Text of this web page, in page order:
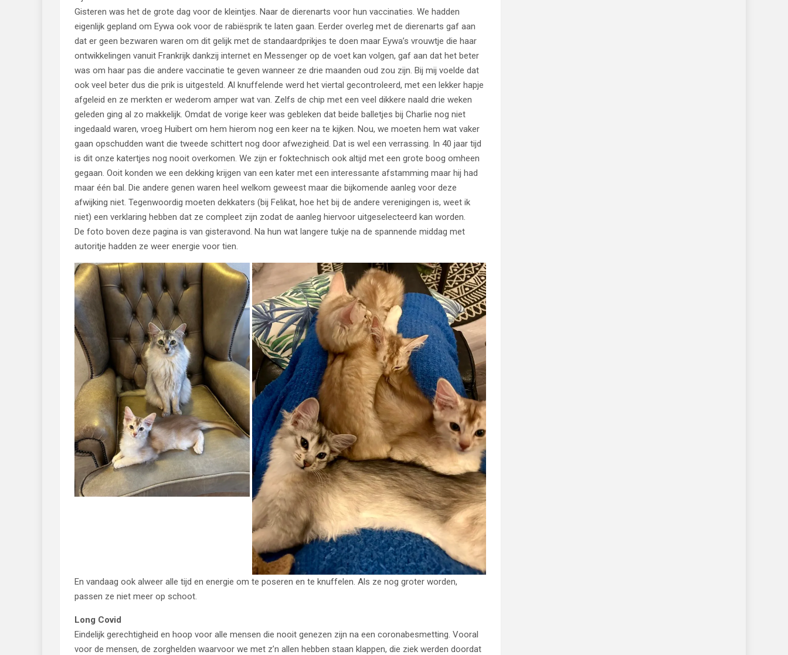
Gisteren was het de grote dag voor de kleintjes. Naar de dierenarts voor hun vaccinaties. We hadden
eigenlijk gepland om Eywa ook voor de rabiësprik te laten gaan. Eerder overleg met de dierenarts gaf aan
dat er geen bezwaren waren om dit gelijk met de standaardprikjes te doen maar Eywa’s vrouwtje die haar
ontwikkelingen vanuit Frankrijk dankzij internet en Messenger op de voet kan volgen, gaf aan dat het beter
was om haar pas die andere vaccinatie te geven wanneer ze drie maanden oud zou zijn. Bij mij voelde dat
ook veel beter dus die prik is uitgesteld. Al knuffelende werd het viertal gecontroleerd, met een lekker hapje
afgeleid en ze merkten er wederom amper wat van. Zelfs de chip met een veel dikkere naald drie weken
geleden ging al zo makkelijk. Omdat de vorige keer was gebleken dat beide balletjes bij Charlie nog niet
ingedaald waren, vroeg Huibert om hem hierom nog een keer na te kijken. Nou, we moeten hem wat vaker
gaan opschudden want die tweede schittert nog door afwezigheid. Dat is wel een verrassing. In 40 jaar tijd
is dit onze katertjes nog nooit overkomen. We zijn er foktechnisch ook altijd met een grote boog omheen
gegaan. Ooit konden we een dekking krijgen van een kater met een interessante afstamming maar hij had
maar één bal. Die andere genen waren heel welkom geweest maar die bijkomende aanleg voor deze
afwijking niet. Tegenwoordig moeten dekkaters (bij Felikat, hoe het bij de andere verenigingen is, weet ik
niet) een verklaring hebben dat ze compleet zijn zodat de aanleg hiervoor uitgeselecteerd kan worden.
De foto boven deze pagina is van gisteravond. Na hun wat langere tukje na de spannende middag met
autoritje hadden ze weer energie voor tien.
En vandaag ook alweer alle tijd en energie om te poseren en te knuffelen. Als ze nog groter worden,
passen ze niet meer op schoot.
Long Covid
Eindelijk gerechtigheid en hoop voor alle mensen die nooit genezen zijn na een coronabesmetting. Vooral
voor de mensen, de zorghelden waarvoor we met z’n allen hebben staan klappen, die ziek werden doordat